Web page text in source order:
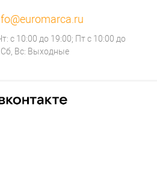
с 10:00 до 19:00; Пт с 10:00 до
Сб, Вс: Выходные